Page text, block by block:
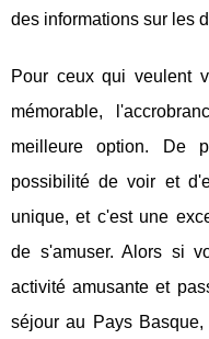
des informations sur les
Pour ceux qui veulent
mémorable,
meilleure option. De
possibilité de voir et
unique, et c'est une
de s'amuser. Alors si
activité amusante et
séjour au Pays